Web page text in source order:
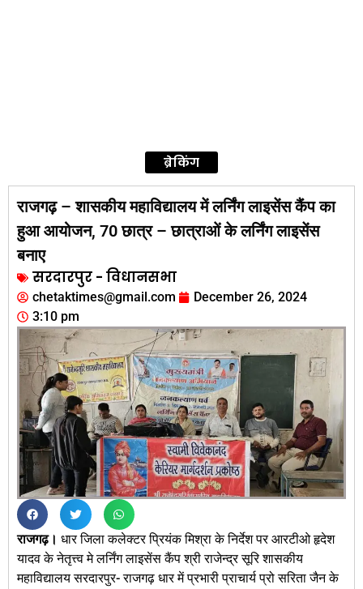
ब्रेकिंग
राजगढ़ – शासकीय महाविद्यालय में लर्निंग लाइसेंस कैंप का
हुआ आयोजन, 70 छात्र – छात्राओं के लर्निंग लाइसेंस
बनाए
सरदारपुर - विधानसभा
chetaktimes@gmail.com
December 26, 2024
3:10 pm
राजगढ़। धार जिला कलेक्टर प्रियंक मिश्रा के निर्देश पर आरटीओ हृदेश
यादव के नेतृत्त्व मे लर्निंग लाइसेंस कैंप श्री राजेन्द्र सूरि शासकीय
महाविद्यालय सरदारपुर- राजगढ़ धार में प्रभारी प्राचार्य प्रो सरिता जैन के